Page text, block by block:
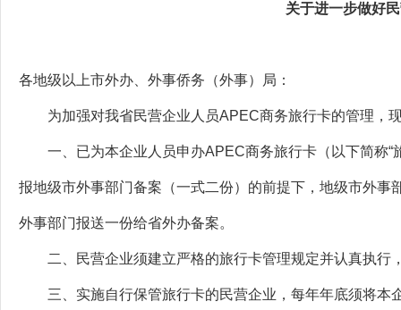
关于进一步做好
各地级以上市外办、外事侨务（外事）局：
为加强对我省民营企业人员APEC商务旅行卡的管理，
一、已为本企业人员申办APEC商务旅行卡（以下简称“
报地级市外事部门备案（一式二份）的前提下，地级市外
外事部门报送一份给省外办备案。
二、民营企业须建立严格的旅行卡管理规定并认真执行
三、实施自行保管旅行卡的民营企业，每年年底须将本